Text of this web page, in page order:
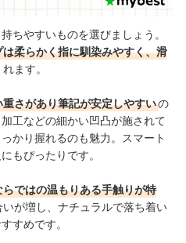
ちやすいものを選びましょう。
柔らかく指に馴染みやすく、滑
ます。
さがあり筆記が安定しやすいの
工などの細かい凹凸が施されて
かり握れるのも魅力。スマート
もぴったりです。
ではの温もりある手触りが特
が増し、ナチュラルで落ち着い
すめです。